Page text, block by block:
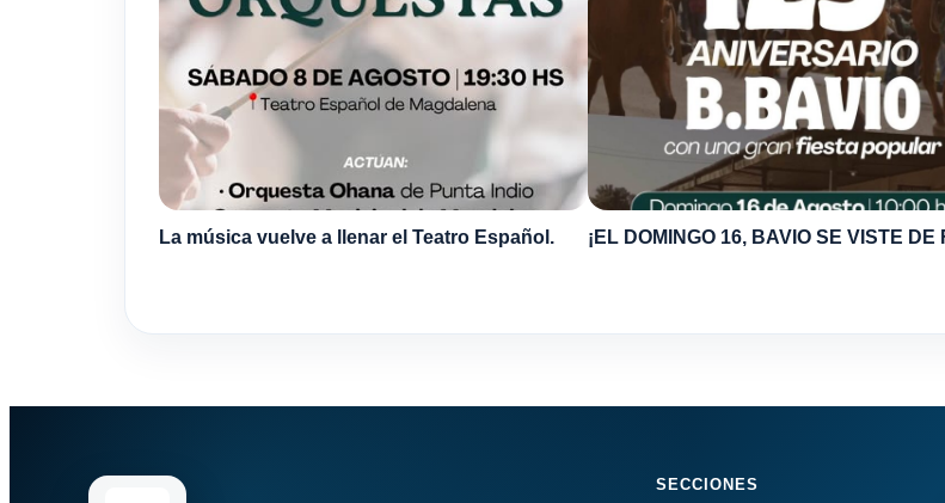
La música vuelve a llenar el Teatro Español. ¡EL DOMINGO 16, BAVIO SE VISTE DE
SECCIONES